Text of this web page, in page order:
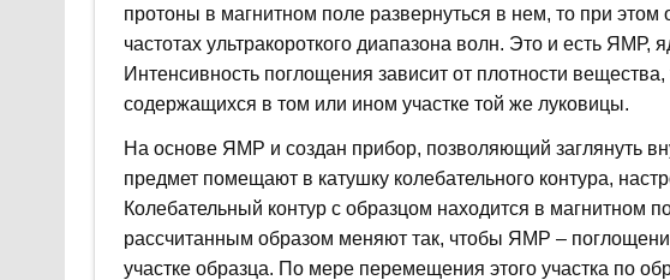
протоны в магнитном поле развернуться в нем, то при
частотах ультракороткого диапазона волн. Это и есть ЯМР,
Интенсивность поглощения зависит от плотности вещества,
содержащихся в том или ином участке той же луковицы.
На основе ЯМР и создан прибор, позволяющий заглянуть
предмет помещают в катушку колебательного контура,
Колебательный контур с образцом находится в магнитном
рассчитанным образом меняют так, чтобы ЯМР –
участке образца. По мере перемещения этого участка по